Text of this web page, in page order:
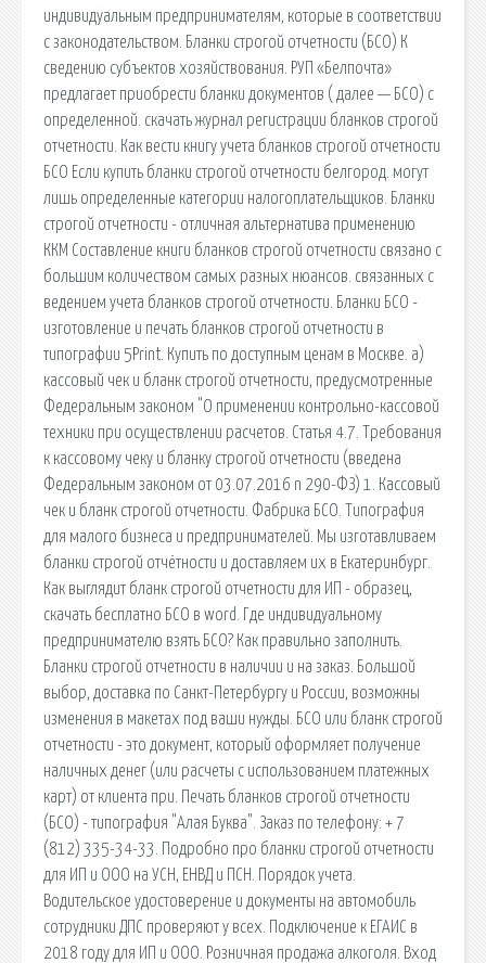
индивидуальным предпринимателям, которые в соответствии
с законодательством. Бланки строгой отчетности (БСО) К
сведению субъектов хозяйствования. РУП «Белпочта»
предлагает приобрести бланки документов ( далее — БСО) с
определенной. скачать журнал регистрации бланков строгой
отчетности. Как вести книгу учета бланков строгой отчетности
БСО Если купить бланки строгой отчетности белгород. могут
лишь определенные категории налогоплательщиков. Бланки
строгой отчетности - отличная альтернатива применению
ККМ Составление книги бланков строгой отчетности связано с
большим количеством самых разных нюансов. связанных с
ведением учета бланков строгой отчетности. Бланки БСО -
изготовление и печать бланков строгой отчетности в
типографии 5Print. Купить по доступным ценам в Москве. а)
кассовый чек и бланк строгой отчетности, предусмотренные
Федеральным законом "О применении контрольно-кассовой
техники при осуществлении расчетов. Статья 4.7. Требования
к кассовому чеку и бланку строгой отчетности (введена
Федеральным законом от 03.07.2016 n 290-ФЗ) 1. Кассовый
чек и бланк строгой отчетности. Фабрика БСО. Типография
для малого бизнеса и предпринимателей. Мы изготавливаем
бланки строгой отчётности и доставляем их в Екатеринбург.
Как выглядит бланк строгой отчетности для ИП - образец,
скачать бесплатно БСО в word. Где индивидуальному
предпринимателю взять БСО? Как правильно заполнить.
Бланки строгой отчетности в наличии и на заказ. Большой
выбор, доставка по Санкт-Петербургу и России, возможны
изменения в макетах под ваши нужды. БСО или бланк строгой
отчетности - это документ, который оформляет получение
наличных денег (или расчеты с использованием платежных
карт) от клиента при. Печать бланков строгой отчетности
(БСО) - типография "Алая Буква". Заказ по телефону: + 7
(812) 335-34-33. Подробно про бланки строгой отчетности
для ИП и ООО на УСН, ЕНВД и ПСН. Порядок учета.
Водительское удостоверение и документы на автомобиль
сотрудники ДПС проверяют у всех. Подключение к ЕГАИС в
2018 году для ИП и ООО. Розничная продажа алкоголя. Вход